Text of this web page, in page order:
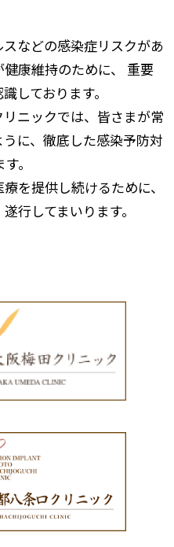
などの感染症リスクがあ
康維持のために、 重要
しております。
ニックでは、皆さまが常
に、徹底した感染予防対
。
を提供し続けるために、
行してまいります。